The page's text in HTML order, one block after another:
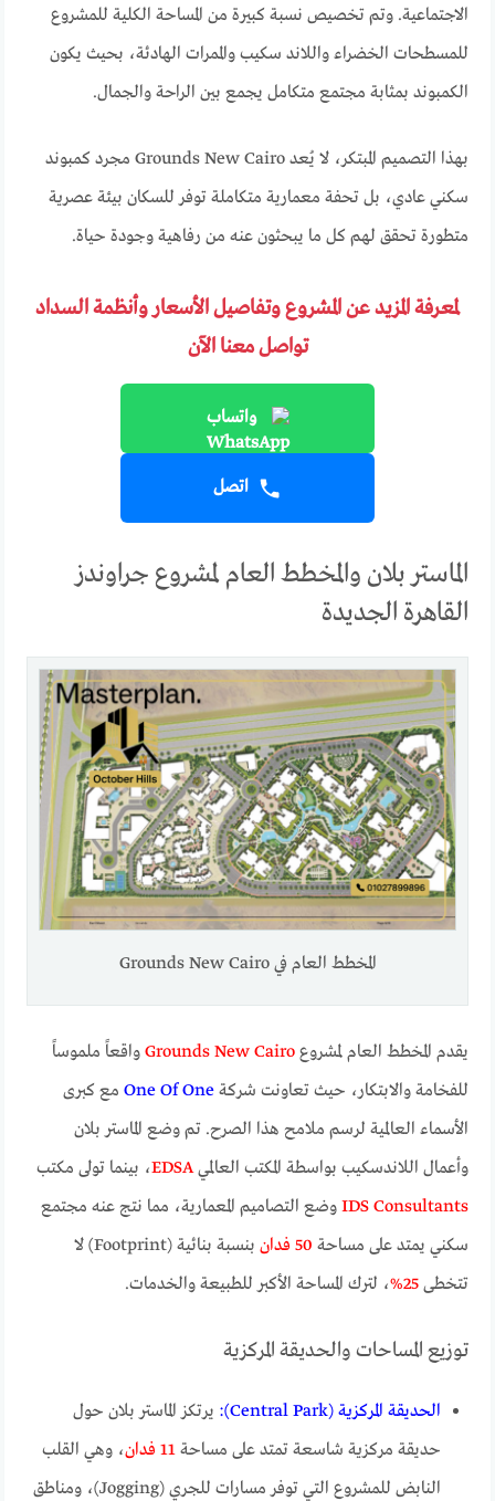
الاجتماعية. وتم تخصيص نسبة كبيرة من المساحة الكلية للمشروع
للمسطحات الخضراء واللاند سكيب والممرات الهادئة، بحيث يكون
الكمبوند بمثابة مجتمع متكامل يجمع بين الراحة والجمال.
بهذا التصميم المبتكر، لا يُعد Grounds New Cairo مجرد كمبوند
سكني عادي، بل تحفة معمارية متكاملة توفر للسكان بيئة عصرية
متطورة تحقق لهم كل ما يبحثون عنه من رفاهية وجودة حياة.
لمعرفة المزيد عن المشروع وتفاصيل الأسعار وأنظمة السداد
تواصل معنا الآن
واتساب
اتصل
الماستر بلان والمخطط العام لمشروع جراوندز
القاهرة الجديدة
المخطط العام في Grounds New Cairo
يقدم المخطط العام لمشروعGrounds New Cairo واقعاً ملموساً
للفخامة والابتكار، حيث تعاونت شركةOne Of One مع كبرى
الأسماء العالمية لرسم ملامح هذا الصرح. تم وضع الماستر بلان
وأعمال اللاندسكيب بواسطة المكتب العالميEDSA، بينما تولى مكتب
IDS Consultants وضع التصاميم المعمارية، مما نتج عنه مجتمع
سكني يمتد على مساحة 50 فدان
بنسبة بنائية (Footprint) لا
تتخطى25% ، لترك المساحة الأكبر للطبيعة والخدمات.
توزيع المساحات والحديقة المركزية
الحديقة المركزية (Central Park):
يرتكز الماستر بلان حول
حديقة مركزية شاسعة تمتد على مساحة11 فدان
، وهي القلب
النابض للمشروع التي توفر مسارات للجري (Jogging)، ومناطق